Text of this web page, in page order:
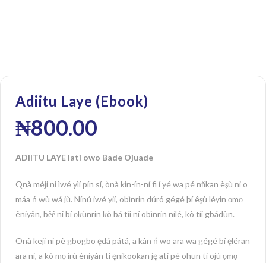
Adiitu Laye (Ebook)
₦800.00
ADIITU LAYE lati owo Bade Ojuade
Qnà méji ni ìwé yìí pín sí, ònà kin-ín-ní fi í yé wa pé nňkan èşù ni o
máa ń wù wá jù. Nínú iwé yií, obìnrin dúró gégé þí êşù léyin ọmọ
êniyân, bệệ ni bí ọkùnrin kò bá tíi ní obìnrin nílé, kò tíi gbádùn.
Önà keji ni pè gbogbo ędá pátá, a kân ń wo ara wa gégé bí ęléran
ara ni, a kò mọ irú èniyàn tí ęniköökan ję ati pé ohun ti ojú ọmọ